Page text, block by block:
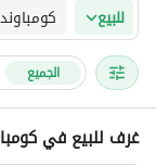
للبيع
الجميع
غرف للبيع في